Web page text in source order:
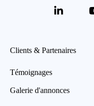
Clients & Partenaires
Témoignages
Galerie d'annonces